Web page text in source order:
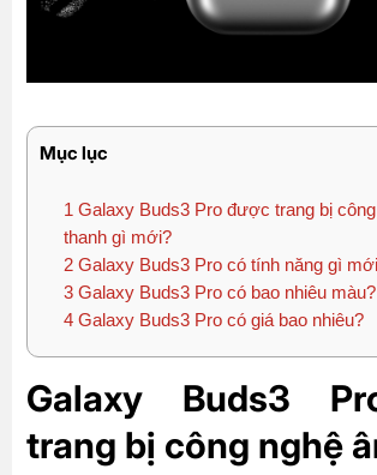
Mục lục
1 Galaxy Buds3 Pro được trang bị
thanh gì mới?
2 Galaxy Buds3 Pro có tính năng gì
3 Galaxy Buds3 Pro có bao nhiêu màu?
4 Galaxy Buds3 Pro có giá bao nhiêu?
Galaxy Buds3
trang bị công nghệ